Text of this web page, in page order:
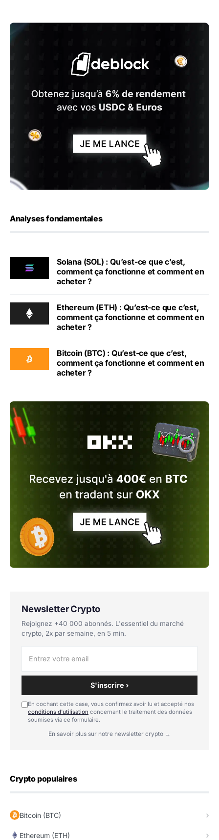
Analyses fondamentales
Solana (SOL) : Qu’est-ce que c’est,
comment ça fonctionne et comment en
acheter ?
Ethereum (ETH) : Qu’est-ce que c’est,
comment ça fonctionne et comment en
acheter ?
Bitcoin (BTC) : Qu’est-ce que c’est,
comment ça fonctionne et comment en
acheter ?
Newsletter Crypto
Rejoignez +40 000 abonnés. L'essentiel du marché
crypto, 2x par semaine, en 5 min.
S'inscrire ›
En cochant cette case, vous confirmez avoir lu et accepté nos
conditions d'utilisation concernant le traitement des données
soumises via ce formulaire.
En savoir plus sur notre newsletter crypto →
Crypto populaires
Bitcoin (BTC)
Ethereum (ETH)